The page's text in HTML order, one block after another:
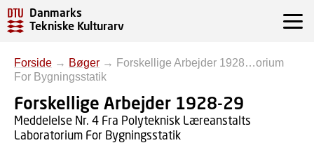
Danmarks
Tekniske Kulturarv
Forside → Bøger → Forskellige Arbejder 1928…orium
For Bygningsstatik
Forskellige Arbejder 1928-29
Meddelelse Nr. 4 Fra Polyteknisk Læreanstalts
Laboratorium For Bygningsstatik